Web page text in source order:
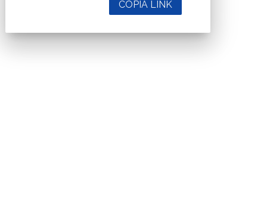
COPIA LINK